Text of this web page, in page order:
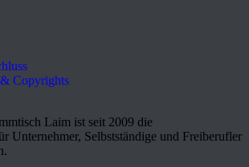
Copyrights
Laim ist seit 2009 die
Unternehmer, Selbstständige und Freiberufler